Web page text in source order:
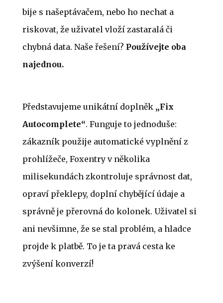
bije s našeptávačem, nebo ho nechat a
riskovat, že uživatel vloží zastaralá či
chybná data. Naše řešení? Používejte oba
najednou.
Představujeme unikátní doplněk „Fix
Autocomplete“. Funguje to jednoduše:
zákazník použije automatické vyplnění z
prohlížeče, Foxentry v několika
milisekundách zkontroluje správnost dat,
opraví překlepy, doplní chybějící údaje a
správně je přerovná do kolonek. Uživatel si
ani nevšimne, že se stal problém, a hladce
projde k platbě. To je ta pravá cesta ke
zvýšení konverzí!